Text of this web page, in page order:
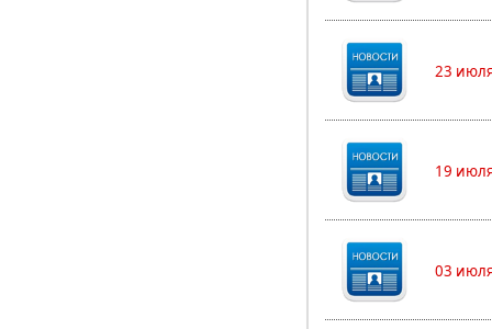
23
19
03